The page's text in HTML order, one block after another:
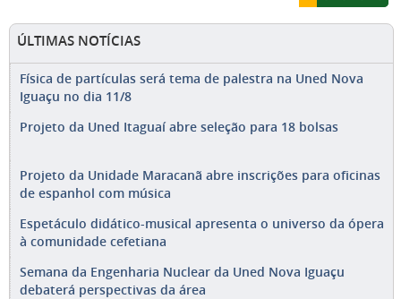
ÚLTIMAS NOTÍCIAS
Física de partículas será tema de palestra na Uned Nova
Iguaçu no dia 11/8
Projeto da Uned Itaguaí abre seleção para 18 bolsas
Projeto da Unidade Maracanã abre inscrições para oficinas
de espanhol com música
Espetáculo didático-musical apresenta o universo da ópera
à comunidade cefetiana
Semana da Engenharia Nuclear da Uned Nova Iguaçu
debaterá perspectivas da área